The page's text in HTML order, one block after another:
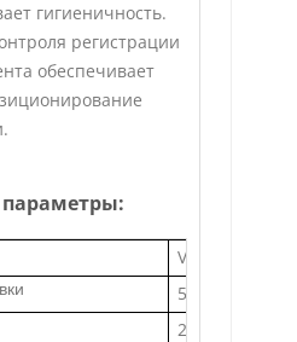
гигиеничность.
регистрации
обеспечивает
VIP5
5-40
250-500 мм